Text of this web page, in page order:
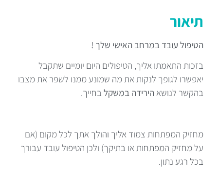
תיאור
הטיפול עובד במרחב האישי שלך !
בזכות התאמתו אליך, הטיפולים היום יומיים שתקבל
יאפשרו לגופך לנקות את מה שמונע ממנו לשפר את מצבו
בהקשר לנושא הירידה במשקל בחייך.
מחזיק המפתחות צמוד אליך והולך אתך לכל מקום (אם
על מחזיק המפתחות או בתיקך) ולכן הטיפול עובד עבורך
בכל רגע נתון.